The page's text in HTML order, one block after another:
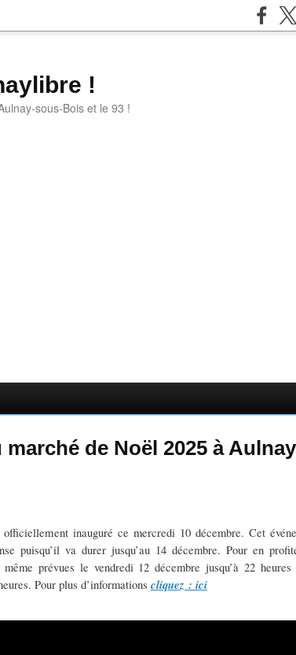
!
sous-Bois et le 93 !
de Noël 2025 à
inauguré ce mercredi 10 décembre. Cet
puisqu’il va durer jusqu’au 14 décembre. Pour en
prévues le vendredi 12 décembre jusqu’à 22
Pour plus d’informations cliquez : ici